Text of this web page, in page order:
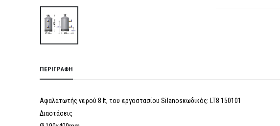
ΠΕΡΙΓΡΑΦΉ
Αφαλατωτής νερού 8 lt, του εργοστασίου Silanosκωδικός: LT8 150101
Διαστάσεις